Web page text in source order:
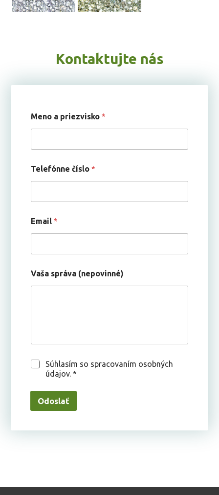
Kontaktujte nás
Meno a priezvisko*
Telefónne číslo*
Email*
Vaša správa (nepovinné)
G
R
Súhlasím so spracovaním osobných
údajov. *
Odoslať